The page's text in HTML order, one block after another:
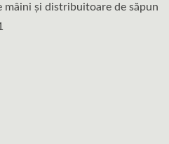
mâini și distribuitoare de săpun